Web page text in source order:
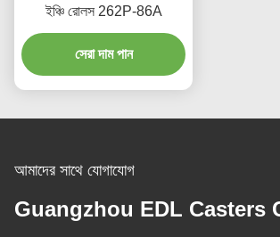
ইঞ্চি রোলস 262P-86A
সেরা দাম পান
আমাদের সাথে যোগাযোগ
Guangzhou EDL Casters